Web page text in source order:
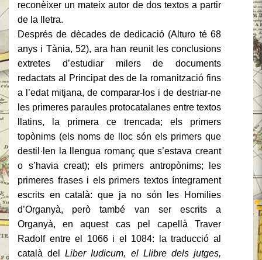
reconèixer un mateix autor de dos textos a partir
de la lletra.
Després de dècades de dedicació (Alturo té 68
anys i Tània, 52), ara han reunit les conclusions
extretes d’estudiar milers de documents
redactats al Principat des de la romanització fins
a l’edat mitjana, de comparar-los i de destriar-ne
les primeres paraules protocatalanes entre textos
llatins, la primera ce trencada; els primers
topònims (els noms de lloc són els primers que
destil·len la llengua romanç que s’estava creant
o s’havia creat); els primers antropònims; les
primeres frases i els primers textos íntegrament
escrits en català: que ja no són les Homilies
d’Organyà, però també van ser escrits a
Organyà, en aquest cas pel capellà Traver
Radolf entre el 1066 i el 1084: la traducció al
català delLiber Iudicum, el Llibre dels jutges,